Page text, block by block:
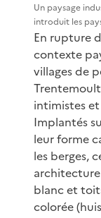
Un paysage
introduit les
En rupture
contexte
villages de
intimistes
Implantés
leur forme
les berges,
blanc et
colorée